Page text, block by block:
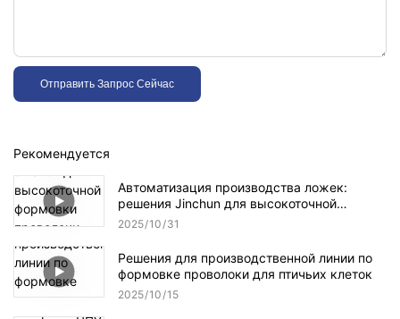
Отправить Запрос Сейчас
Рекомендуется
Автоматизация производства ложек:
решения Jinchun для высокоточной
формовки проволоки для повышения
производства.
2025 10 31
Решения для производственной линии по
формовке проволоки для птичьих клеток
2025 10 15